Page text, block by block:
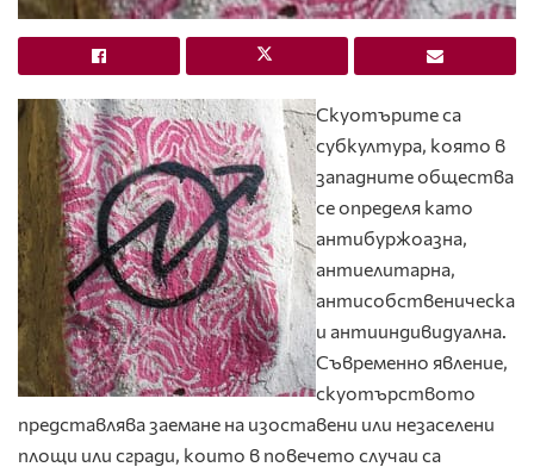
Скуотърите са
субкултура, която в
западните общества
се определя като
антибуржоазна,
антиелитарна,
антисобственическа
и антииндивидуална.
Съвременно явление,
скуотърството
представлява заемане на изоставени или незаселени
площи или сгради, които в повечето случаи са